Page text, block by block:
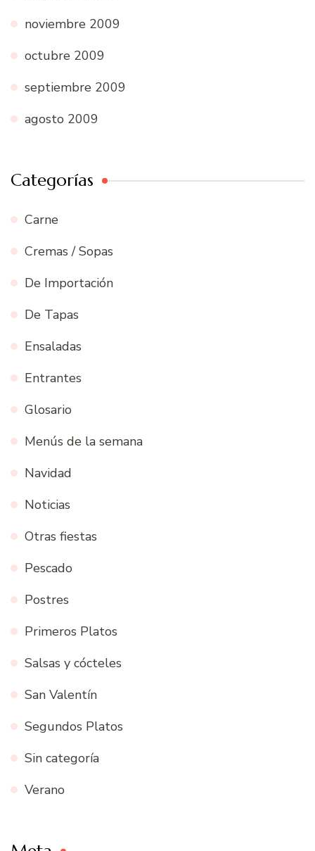
noviembre 2009
octubre 2009
septiembre 2009
agosto 2009
Categorías
Carne
Cremas / Sopas
De Importación
De Tapas
Ensaladas
Entrantes
Glosario
Menús de la semana
Navidad
Noticias
Otras fiestas
Pescado
Postres
Primeros Platos
Salsas y cócteles
San Valentín
Segundos Platos
Sin categoría
Verano